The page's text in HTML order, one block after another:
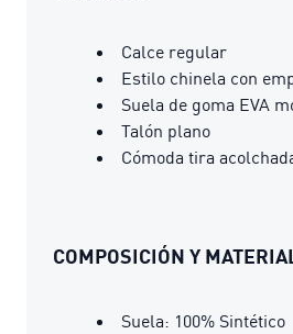
Calce regular
Estilo chinela con
Suela de goma EVA
Talón plano
Cómoda tira
COMPOSICIÓN Y
Suela: 100% Sintético